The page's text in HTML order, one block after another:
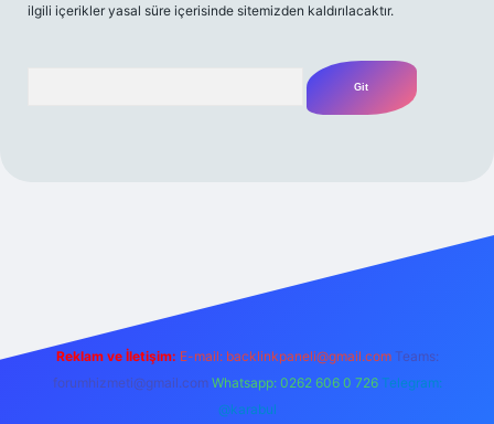
ilgili içerikler yasal süre içerisinde sitemizden kaldırılacaktır.
Reklam ve İletişim: E-mail: backlinkpaneli@gmail.com Teams:
forumhizmeti@gmail.com Whatsapp: 0262 606 0 726 Telegram:
@karabul